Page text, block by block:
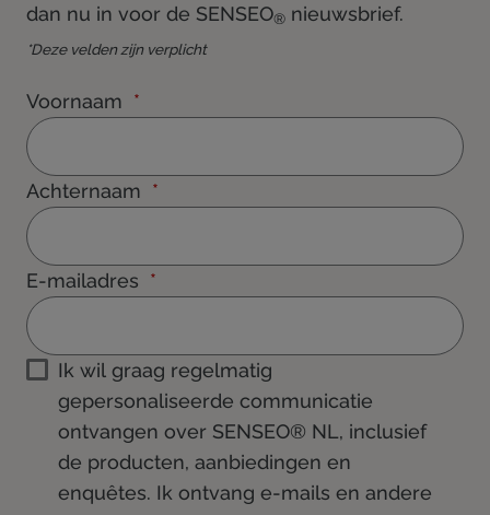
dan nu in voor de SENSEO® nieuwsbrief.
*Deze velden zijn verplicht
Voornaam
Achternaam
E-mailadres
Ik wil graag regelmatig
gepersonaliseerde communicatie
ontvangen over SENSEO® NL, inclusief
de producten, aanbiedingen en
enquêtes. Ik ontvang e-mails en andere